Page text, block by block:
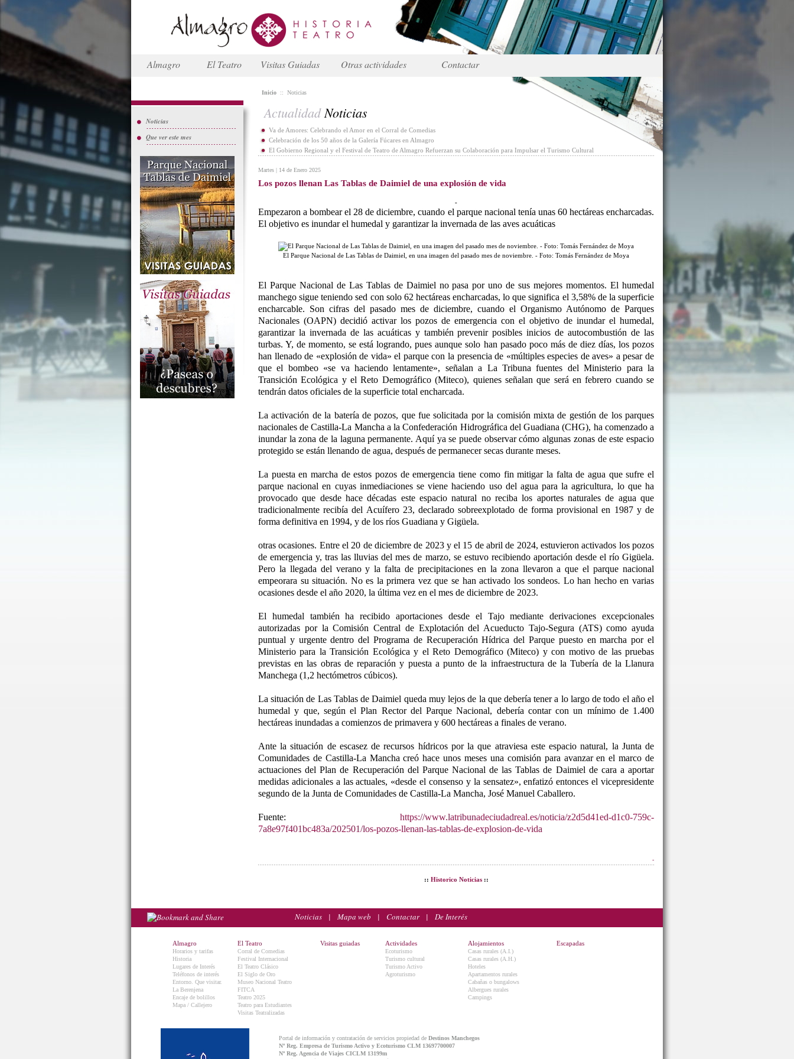
Almagro El Teatro Visitas Guiadas Otras actividades Contactar
Noticias
Que ver este mes
Inicio :: Noticias
ActualidadNoticias
Va de Amores: Celebrando el Amor en el Corral de Comedias
Celebración de los 50 años de la Galería Fúcares en Almagro
El Gobierno Regional y el Festival de Teatro de Almagro Refuerzan su Colaboración para Impulsar el Turismo Cultural
Martes | 14 de Enero 2025
Los pozos llenan Las Tablas de Daimiel de una explosión de vida
-
Empezaron a bombear el 28 de diciembre, cuando el parque nacional tenía unas 60 hectáreas encharcadas.
El objetivo es inundar el humedal y garantizar la invernada de las aves acuáticas
El Parque Nacional de Las Tablas de Daimiel, en una imagen del pasado mes de noviembre. - Foto: Tomás Fernández de Moya
El Parque Nacional de Las Tablas de Daimiel no pasa por uno de sus mejores momentos. El humedal
manchego sigue teniendo sed con solo 62 hectáreas encharcadas, lo que significa el 3,58% de la superficie
encharcable. Son cifras del pasado mes de diciembre, cuando el Organismo Autónomo de Parques
Nacionales (OAPN) decidió activar los pozos de emergencia con el objetivo de inundar el humedal,
garantizar la invernada de las acuáticas y también prevenir posibles inicios de autocombustión de las
turbas. Y, de momento, se está logrando, pues aunque solo han pasado poco más de diez días, los pozos
han llenado de «explosión de vida» el parque con la presencia de «múltiples especies de aves» a pesar de
que el bombeo «se va haciendo lentamente», señalan a La Tribuna fuentes del Ministerio para la
Transición Ecológica y el Reto Demográfico (Miteco), quienes señalan que será en febrero cuando se
tendrán datos oficiales de la superficie total encharcada.
La activación de la batería de pozos, que fue solicitada por la comisión mixta de gestión de los parques
nacionales de Castilla-La Mancha a la Confederación Hidrográfica del Guadiana (CHG), ha comenzado a
inundar la zona de la laguna permanente. Aquí ya se puede observar cómo algunas zonas de este espacio
protegido se están llenando de agua, después de permanecer secas durante meses.
La puesta en marcha de estos pozos de emergencia tiene como fin mitigar la falta de agua que sufre el
parque nacional en cuyas inmediaciones se viene haciendo uso del agua para la agricultura, lo que ha
provocado que desde hace décadas este espacio natural no reciba los aportes naturales de agua que
tradicionalmente recibía del Acuífero 23, declarado sobreexplotado de forma provisional en 1987 y de
forma definitiva en 1994, y de los ríos Guadiana y Gigüela.
otras ocasiones. Entre el 20 de diciembre de 2023 y el 15 de abril de 2024, estuvieron activados los pozos
de emergencia y, tras las lluvias del mes de marzo, se estuvo recibiendo aportación desde el río Gigüela.
Pero la llegada del verano y la falta de precipitaciones en la zona llevaron a que el parque nacional
empeorara su situación. No es la primera vez que se han activado los sondeos. Lo han hecho en varias
ocasiones desde el año 2020, la última vez en el mes de diciembre de 2023.
El humedal también ha recibido aportaciones desde el Tajo mediante derivaciones excepcionales
autorizadas por la Comisión Central de Explotación del Acueducto Tajo-Segura (ATS) como ayuda
puntual y urgente dentro del Programa de Recuperación Hídrica del Parque puesto en marcha por el
Ministerio para la Transición Ecológica y el Reto Demográfico (Miteco) y con motivo de las pruebas
previstas en las obras de reparación y puesta a punto de la infraestructura de la Tubería de la Llanura
Manchega (1,2 hectómetros cúbicos).
La situación de Las Tablas de Daimiel queda muy lejos de la que debería tener a lo largo de todo el año el
humedal y que, según el Plan Rector del Parque Nacional, debería contar con un mínimo de 1.400
hectáreas inundadas a comienzos de primavera y 600 hectáreas a finales de verano.
Ante la situación de escasez de recursos hídricos por la que atraviesa este espacio natural, la Junta de
Comunidades de Castilla-La Mancha creó hace unos meses una comisión para avanzar en el marco de
actuaciones del Plan de Recuperación del Parque Nacional de las Tablas de Daimiel de cara a aportar
medidas adicionales a las actuales, «desde el consenso y la sensatez», enfatizó entonces el vicepresidente
segundo de la Junta de Comunidades de Castilla-La Mancha, José Manuel Caballero.
Fuente: https://www.latribunadeciudadreal.es/noticia/z2d5d41ed-d1c0-759c-
7a8e97f401bc483a/202501/los-pozos-llenan-las-tablas-de-explosion-de-vida
-
:: Historico Noticias::
Noticias | Mapa web | Contactar| De Interés
Almagro
Horarios y tarifas
Historia
Lugares de Interés
Teléfonos de interés
Entorno. Que visitar.
La Berenjena
Encaje de bolillos
Mapa / Callejero
El Teatro
Corral de Comedias
Festival Internacional
El Teatro Clásico
El Siglo de Oro
Museo Nacional Teatro
FITCA
Teatro 2025
Teatro para Estudiantes
Visitas Teatralizadas
Visitas guiadas Actividades
Ecoturismo
Turismo cultural
Turismo Activo
Agroturismo
Alojamientos
Casas rurales (A.I.)
Casas rurales (A.H.)
Hoteles
Apartamentos rurales
Cabañas o bungalows
Albergues rurales
Campings
Escapadas
Portal de información y contratación de servicios propiedad de Destinos Manchegos
Nº Reg. Empresa de Turismo Activo y Ecoturismo CLM 13697700007
Nº Reg. Agencia de Viajes CICLM 13199m